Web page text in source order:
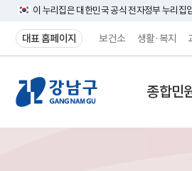
이 누리집은 대한민국 공식 전자정부 누리집
대표 홈페이지 보건소 생활·복지
강
남
종합민